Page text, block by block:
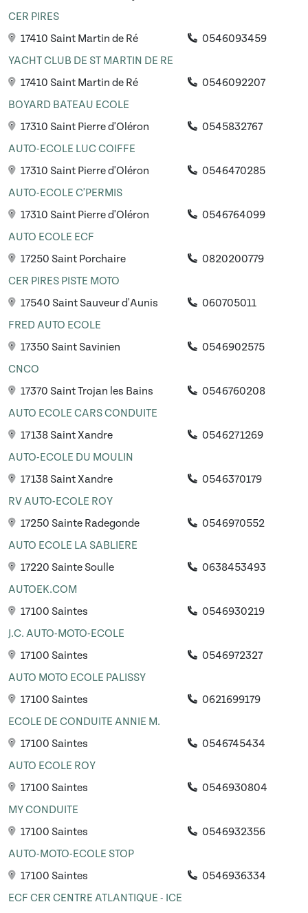
CER PIRES
17410 Saint Martin de Ré
0546093459
YACHT CLUB DE ST MARTIN DE RE
17410 Saint Martin de Ré
0546092207
BOYARD BATEAU ECOLE
17310 Saint Pierre d'Oléron
0545832767
AUTO-ECOLE LUC COIFFE
17310 Saint Pierre d'Oléron
0546470285
AUTO-ECOLE C'PERMIS
17310 Saint Pierre d'Oléron
0546764099
AUTO ECOLE ECF
17250 Saint Porchaire
0820200779
CER PIRES PISTE MOTO
17540 Saint Sauveur d'Aunis
060705011
FRED AUTO ECOLE
17350 Saint Savinien
0546902575
CNCO
17370 Saint Trojan les Bains
0546760208
AUTO ECOLE CARS CONDUITE
17138 Saint Xandre
0546271269
AUTO-ECOLE DU MOULIN
17138 Saint Xandre
0546370179
RV AUTO-ECOLE ROY
17250 Sainte Radegonde
0546970552
AUTO ECOLE LA SABLIERE
17220 Sainte Soulle
0638453493
AUTOEK.COM
17100 Saintes
0546930219
J.C. AUTO-MOTO-ECOLE
17100 Saintes
0546972327
AUTO MOTO ECOLE PALISSY
17100 Saintes
0621699179
ECOLE DE CONDUITE ANNIE M.
17100 Saintes
0546745434
AUTO ECOLE ROY
17100 Saintes
0546930804
MY CONDUITE
17100 Saintes
0546932356
AUTO-MOTO-ECOLE STOP
17100 Saintes
0546936334
ECF CER CENTRE ATLANTIQUE - ICE